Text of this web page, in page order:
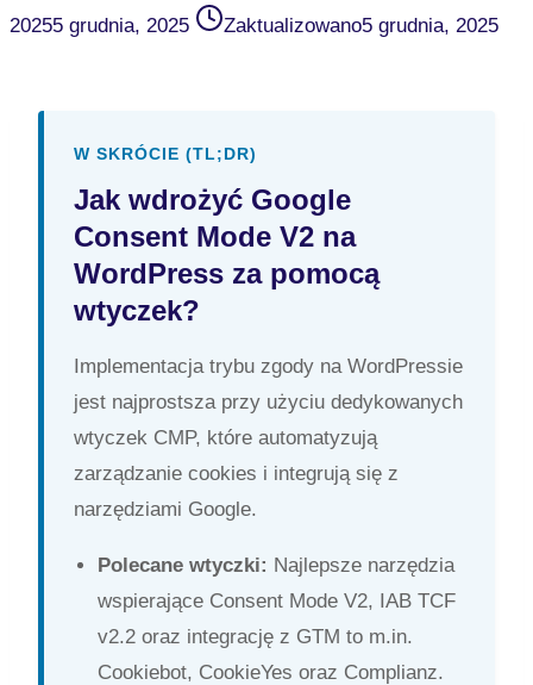
20255 grudnia, 2025 Zaktualizowano5 grudnia, 2025
W SKRÓCIE (TL;DR)
Jak wdrożyć Google
Consent Mode V2 na
WordPress za pomocą
wtyczek?
Implementacja trybu zgody na WordPressie
jest najprostsza przy użyciu dedykowanych
wtyczek CMP, które automatyzują
zarządzanie cookies i integrują się z
narzędziami Google.
Polecane wtyczki: Najlepsze narzędzia
wspierające Consent Mode V2, IAB TCF
v2.2 oraz integrację z GTM to m.in.
Cookiebot, CookieYes oraz Complianz.